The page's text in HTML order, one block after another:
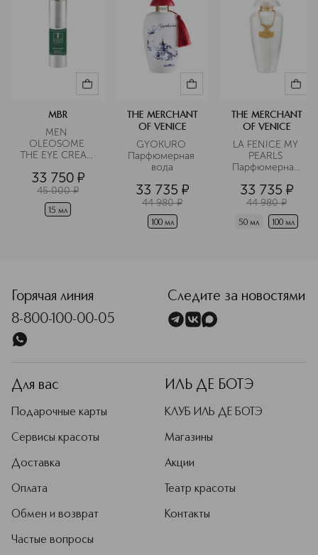
MBR
MEN
OLEOSOME
THE EYE CREAM
области вокруг
глаз
разглаживающий
33 750 ¤
45 000 ¤
15 мл
THE MERCHANT
OF VENICE
GYOKURO
Парфюмерная
вода
33 735 ¤
44 980 ¤
100 мл
THE MERCHANT
OF VENICE
LA FENICE MY
PEARLS
Парфюмерная
33 735 ¤
44 980 ¤
50 мл 100 мл
Горячая линия
8-800-100-00-05
Следите за новостями
Для вас
Подарочные карты
Сервисы красоты
Доставка
Оплата
Обмен и возврат
Частые вопросы
ИЛЬ ДЕ БОТЭ
КЛУБ ИЛЬ ДЕ БОТЭ
Магазины
Акции
Театр красоты
Контакты